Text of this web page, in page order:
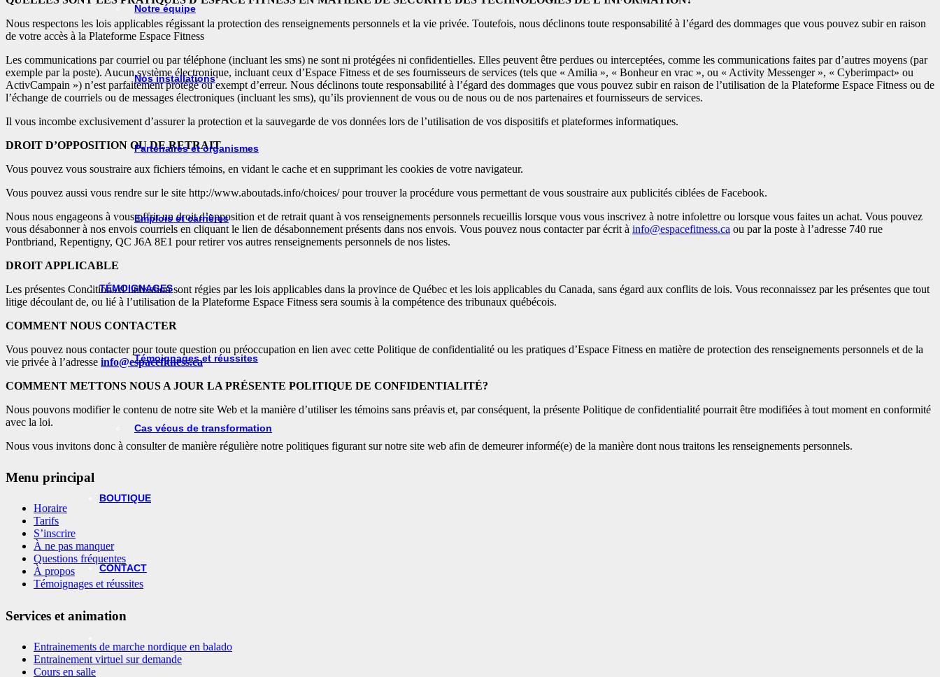
Notre équipe
Nos installations
Partenaires et organismes
Emplois et carrières
TÉMOIGNAGES
Témoignages et réussites
Cas vécus de transformation
BOUTIQUE
CONTACT
Nous respectons les lois applicables régissant la protection des renseignements personnels et la vie privée. Toutefois, nous déclinons toute responsabilité à l’égard des dommages que vous pouvez subir en raison
de votre accès à la Plateforme Espace Fitness
Les communications par courriel ou par téléphone (incluant les sms) ne sont ni protégées ni confidentielles. Elles peuvent être perdues ou interceptées, comme les communications faites par d’autres moyens (par
exemple par la poste). Aucun système électronique, incluant ceux d’Espace Fitness et de ses fournisseurs de services (tels que « Amilia », « Bonheur en vrac », ou « Activity Messenger », « Cyberimpact» ou
ActivCampain ») n’est parfaitement protégé ou exempt d’erreur. Nous déclinons toute responsabilité à l’égard des dommages que vous pouvez subir en raison de l’utilisation de la Plateforme Espace Fitness ou de
l’échange de courriels ou de messages électroniques (incluant les sms), qu’ils proviennent de vous ou de nous ou de nos partenaires et fournisseurs de services.
Il vous incombe exclusivement d’assurer la protection et la sauvegarde de vos données lors de l’utilisation de vos dispositifs et plateformes informatiques.
DROIT D’OPPOSITION OU DE RETRAIT
Vous pouvez vous soustraire aux fichiers témoins, en vidant le cache et en supprimant les cookies de votre navigateur.
Vous pouvez aussi vous rendre sur le site http://www.aboutads.info/choices/ pour trouver la procédure vous permettant de vous soustraire aux publicités ciblées de Facebook.
Nous nous engageons à vous offrir un droit d’opposition et de retrait quant à vos renseignements personnels recueillis lorsque vous vous inscrivez à notre infolettre ou lorsque vous faites un achat. Vous pouvez
vous désabonner à nos envois courriels en cliquant le lien de désabonnement présents dans nos envois. Vous pouvez nous contacter par écrit à info@espacefitness.ca ou par la poste à l’adresse 740 rue
Pontbriand, Repentigny, QC J6A 8E1 pour retirer vos autres renseignements personnels de nos listes.
DROIT APPLICABLE
Les présentes Conditions d’utilisation sont régies par les lois applicables dans la province de Québec et les lois applicables du Canada, sans égard aux conflits de lois. Vous reconnaissez par les présentes que tout
litige découlant de, ou lié à l’utilisation de la Plateforme Espace Fitness sera soumis à la compétence des tribunaux québécois.
COMMENT NOUS CONTACTER
Vous pouvez nous contacter pour toute question ou préoccupation en lien avec cette Politique de confidentialité ou les pratiques d’Espace Fitness en matière de protection des renseignements personnels et de la
vie privée à l’adresse info@espacefitness.ca
COMMENT METTONS NOUS A JOUR LA PRÉSENTE POLITIQUE DE CONFIDENTIALITÉ?
Nous pouvons modifier le contenu de notre site Web et la manière d’utiliser les témoins sans préavis et, par conséquent, la présente Politique de confidentialité pourrait être modifiées à tout moment en conformité
avec la loi.
Nous vous invitons donc à consulter de manière régulière notre politiques figurant sur notre site web afin de demeurer informé(e) de la manière dont nous traitons les renseignements personnels.
Menu principal
Horaire
Tarifs
S’inscrire
À ne pas manquer
Questions fréquentes
À propos
Témoignages et réussites
Services et animation
Entrainements de marche nordique en balado
Entrainement virtuel sur demande
Cours en salle